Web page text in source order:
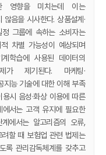
영향을 미치는데 이는
음을 시사한다. 상품설계·
그룹에 속하는 소비자는
차별 가능성이 예상되며
학습에 사용된 데이터의
제기된다. 마케팅·
지능 기술에 대한 이해 부족
시 음성·화상 이용에 따른
에서는 고객 유지에 필요한
에서는 알고리즘의 오류,
할 때 보험업 관련 법제는
록 관리감독체계를 갖추고